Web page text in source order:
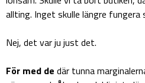
allting. Inget skulle längre fungera
Nej, det var ju just det.
För med de där tunna